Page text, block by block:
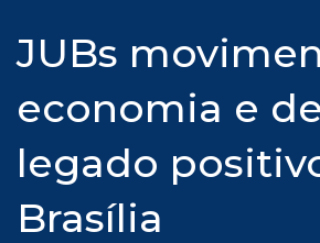
JUBs
economia e
legado
Brasília